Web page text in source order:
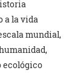
a la vida
mundial,
ecológico